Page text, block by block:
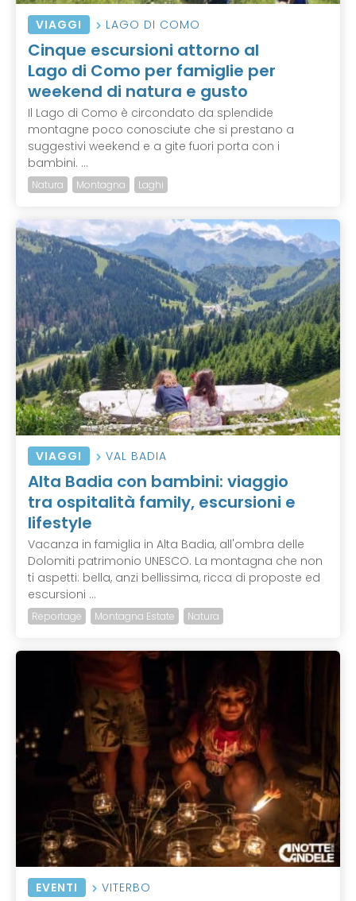
VIAGGI LAGO DI COMO
Cinque escursioni attorno al
Lago di Como per famiglie per
weekend di natura e gusto
Il Lago di Como è circondato da splendide
montagne poco conosciute che si prestano a
suggestivi weekend e a gite fuori porta con i
bambini. ...
Natura Montagna Laghi
VIAGGI VAL BADIA
Alta Badia con bambini: viaggio
tra ospitalità family, escursioni e
lifestyle
Vacanza in famiglia in Alta Badia, all'ombra delle
Dolomiti patrimonio UNESCO. La montagna che non
ti aspetti: bella, anzi bellissima, ricca di proposte ed
escursioni ...
Reportage Montagna Estate Natura
EVENTI VITERBO